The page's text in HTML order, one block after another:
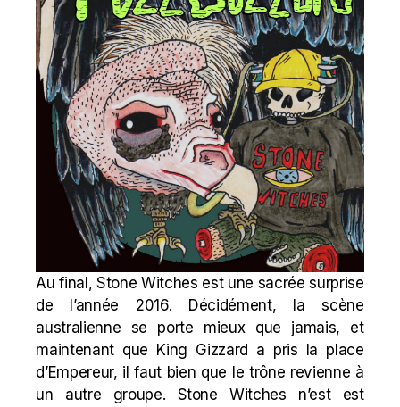
Au final, Stone Witches est une sacrée surprise
de l’année 2016. Décidément, la scène
australienne se porte mieux que jamais, et
maintenant que King Gizzard a pris la place
d’Empereur, il faut bien que le trône revienne à
un autre groupe. Stone Witches n’est est